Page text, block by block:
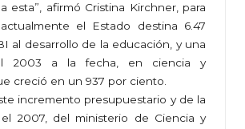
esta”, afirmó Cristina Kirchner, para
el Estado destina 6.47
al desarrollo de la educación, y una
2003 a la fecha, en ciencia y
creció en un 937 por ciento.
incremento presupuestario y de la
2007, del ministerio de Ciencia y